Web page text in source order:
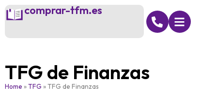
comprar-tfm.es
TFG de Finanzas
Home »TFG »TFG de Finanzas